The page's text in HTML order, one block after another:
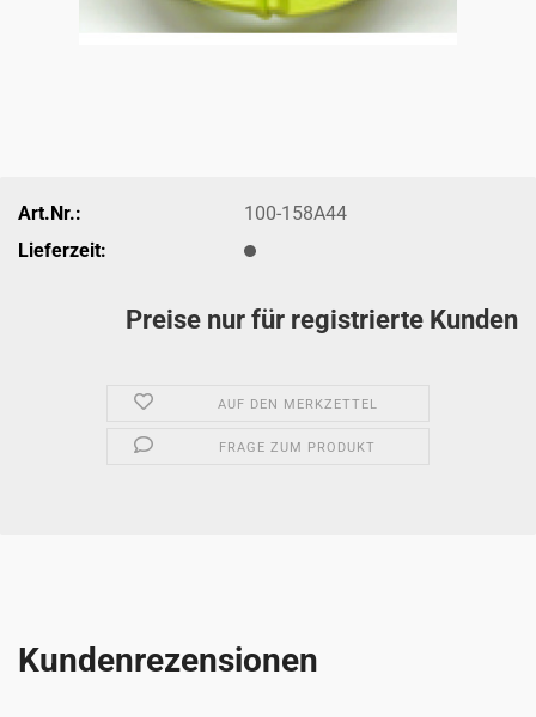
Art.Nr.:
100-158A44
Lieferzeit:
Preise nur für registrierte Kunden
AUF DEN MERKZETTEL
FRAGE ZUM PRODUKT
Kundenrezensionen